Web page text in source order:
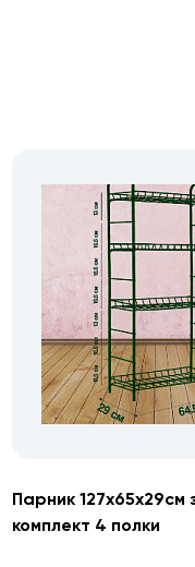
Парник 127х65х29см
комплект 4 полки